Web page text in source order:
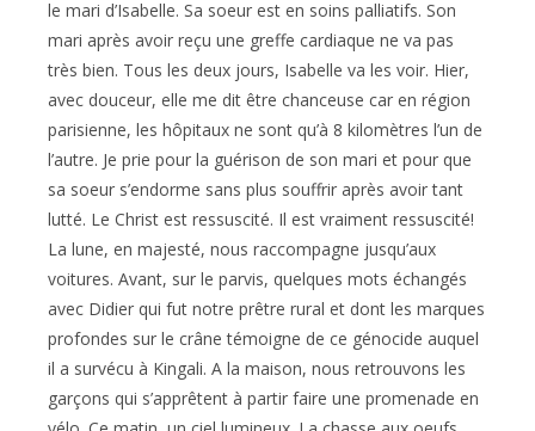
le mari d’Isabelle. Sa soeur est en soins palliatifs. Son
mari après avoir reçu une greffe cardiaque ne va pas
très bien. Tous les deux jours, Isabelle va les voir. Hier,
avec douceur, elle me dit être chanceuse car en région
parisienne, les hôpitaux ne sont qu’à 8 kilomètres l’un de
l’autre. Je prie pour la guérison de son mari et pour que
sa soeur s’endorme sans plus souffrir après avoir tant
lutté. Le Christ est ressuscité. Il est vraiment ressuscité!
La lune, en majesté, nous raccompagne jusqu’aux
voitures. Avant, sur le parvis, quelques mots échangés
avec Didier qui fut notre prêtre rural et dont les marques
profondes sur le crâne témoigne de ce génocide auquel
il a survécu à Kingali. A la maison, nous retrouvons les
garçons qui s’apprêtent à partir faire une promenade en